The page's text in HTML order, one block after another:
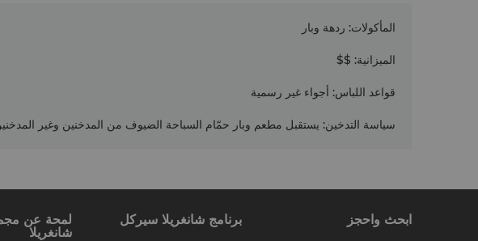
المأكولات: ردهة وبار
الميزانية:
$$
قواعد اللباس: أجواء غير رسمية
سياسة التدخين: يستقبل مطعم وبار حمّام السباحة الضيوف من المدخنين وغير
ابحث واحجز برنامج شانغريلا سيركل
لمحة عن
شانغريلا